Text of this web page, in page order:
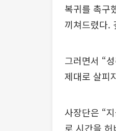
복귀를 촉구
끼쳐드렸다.
그러면서 “
제대로 살피
사장단은 “
로 시간을